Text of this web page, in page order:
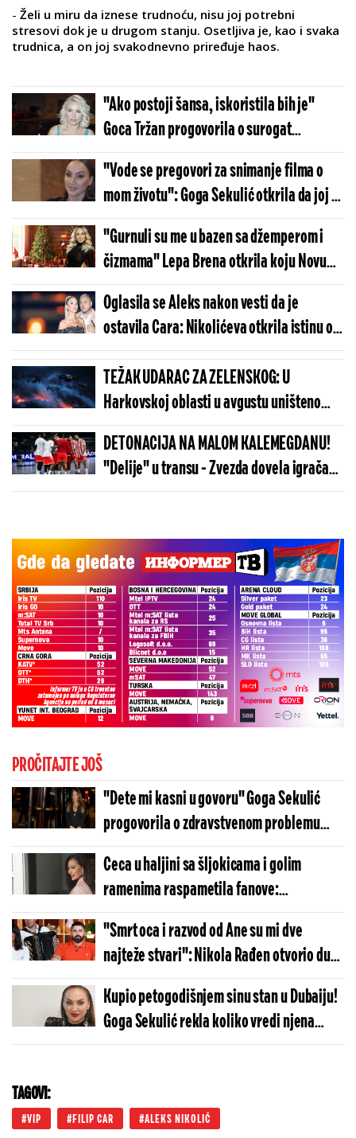
- Želi u miru da iznese trudnoću, nisu joj potrebni
stresovi dok je u drugom stanju. Osetljiva je, kao i svaka
trudnica, a on joj svakodnevno priređuje haos.
"Ako postoji šansa, iskoristila bih je"
Goca Tržan progovorila o surogat
majčinstvu: "Nekad je sestra sestri rađala
dete"
"Vode se pregovori za snimanje filma o
mom životu": Goga Sekulić otkrila da joj je
gluma neostvareni san, evo u kojoj
komediji je trebalo da dobije ulogu
"Gurnuli su me u bazen sa džemperom i
čizmama" Lepa Brena otkrila koju Novu
godinu nikada neće zaboraviti
Oglasila se Aleks nakon vesti da je
ostavila Cara: Nikolićeva otkrila istinu o
njenoj selidbi za Beograd
TEŽAK UDARAC ZA ZELENSKOG: U
Harkovskoj oblasti u avgustu uništeno
više od 100 „baba jaga“
DETONACIJA NA MALOM KALEMEGDANU!
"Delije" u transu - Zvezda dovela igrača
Real Madrida!
PROČITAJTE JOŠ
"Dete mi kasni u govoru" Goga Sekulić
progovorila o zdravstvenom problemu
sina: Promene sam primetila kad je
prestao da me doziva
Ceca u haljini sa šljokicama i golim
ramenima raspametila fanove:
Ražnatovićeva pevala pred 4.000 ljudi, o
njenom nastupu će se još dugo pričati
"Smrt oca i razvod od Ane su mi dve
najteže stvari": Nikola Rađen otvorio dušu
o teškim životnim trenucima
Kupio petogodišnjem sinu stan u Dubaiju!
Goga Sekulić rekla koliko vredi njena
nekretnina na Vračaru, pa otkrila da je
TAGOVI:
VIP FILIP CAR ALEKS NIKOLIĆ